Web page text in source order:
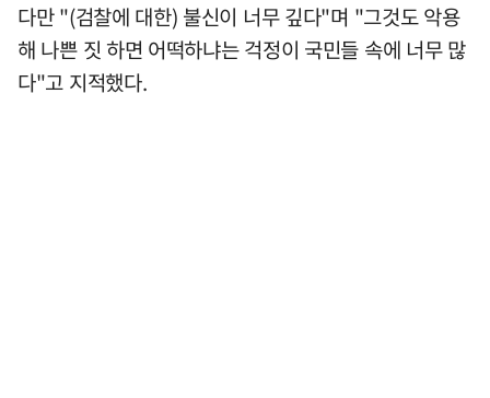
다만 "(검찰에 대한) 불신이 너무 깊다"며 "그것도 악용
해 나쁜 짓 하면 어떡하냐는 걱정이 국민들 속에 너무 많
다"고 지적했다.